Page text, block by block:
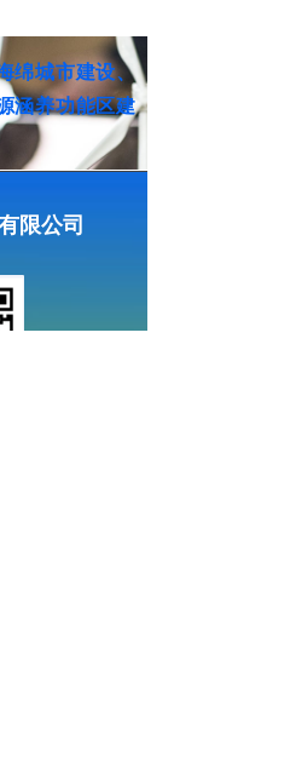
绵城市建设、
涵养功能区建
限公司